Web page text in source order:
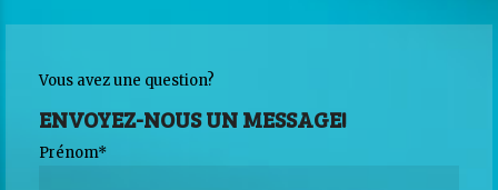
Vous avez une question?
ENVOYEZ-NOUS UN MESSAGE!
Prénom*